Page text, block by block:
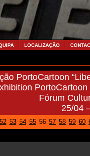
LOCALIZAÇÃO
PortoCartoon
PortoCartoon
Fórum
25/04
52 53 54 55 56 57 58 59 60